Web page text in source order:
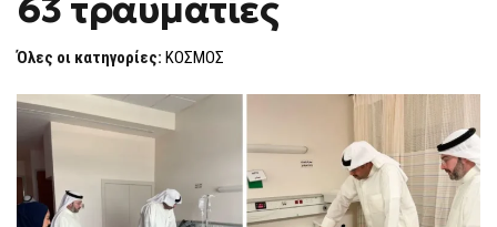
ΕΠΑΝΆΣΤΑΣΗΣ
ΤΟΥ
–
Όλες οι κατηγορίες: ΚΟΣΜΟΣ